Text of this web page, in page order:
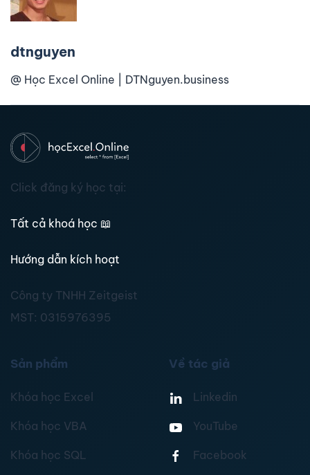
dtnguyen
@ Học Excel Online | DTNguyen.business
Click đăng ký học tại:
Tất cả khoá học 📖
Hướng dẫn kích hoạt
Công ty TNHH Zeitgeist
MST: 0315976395
Sản phẩm
Khóa học Excel
Khóa học VBA
Khóa học SQL
Về tác giả
Linkedin
YouTube
Facebook